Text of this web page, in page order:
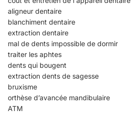
aligneur dentaire
blanchiment dentaire
extraction dentaire
mal de dents impossible de dormir
traiter les aphtes
dents qui bougent
extraction dents de sagesse
bruxisme
orthèse d’avancée mandibulaire
ATM